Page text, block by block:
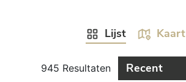
Lijst Kaart
945 Resultaten Recent